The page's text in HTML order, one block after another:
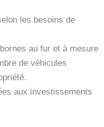
les besoins de
au fur et à mesure
de véhicules
aux investissements